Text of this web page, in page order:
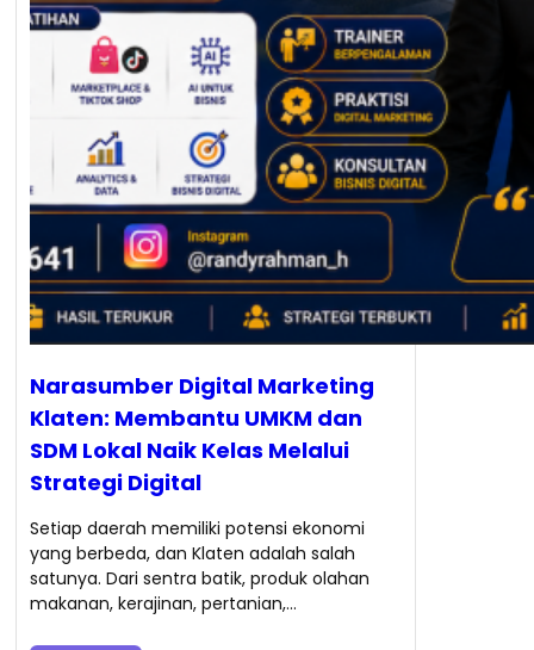
Narasumber Digital Marketing
Klaten: Membantu UMKM dan
SDM Lokal Naik Kelas Melalui
Strategi Digital
Setiap daerah memiliki potensi ekonomi
yang berbeda, dan Klaten adalah salah
satunya. Dari sentra batik, produk olahan
makanan, kerajinan, pertanian,…